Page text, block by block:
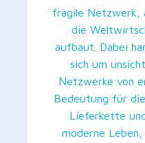
fragile Netzwerk,
die
aufbaut. Dabei
sich um
Netzwerke von
Bedeutung für
Lieferkette
moderne Leben,